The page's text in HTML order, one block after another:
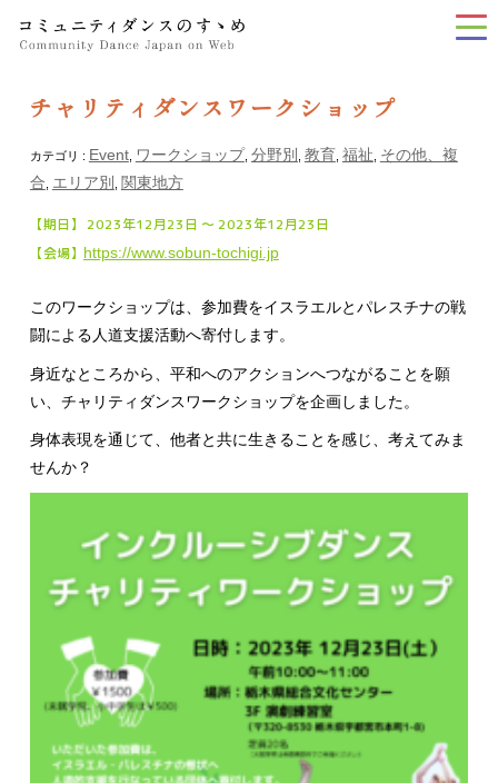
チャリティダンスワークショップ
カテゴリ : Event, ワークショップ 分野別 教育 福祉 その他、複
合 エリア別 関東地方
【期日】 2023年12月23日 〜 2023年12月23日
【会場】 https://www.sobun-tochigi.jp
このワークショップは、参加費をイスラエルとパレスチナの戦
闘による人道支援活動へ寄付します。
身近なところから、平和へのアクションへつながることを願
い、チャリティダンスワークショップを企画しました。
身体表現を通じて、他者と共に生きることを感じ、考えてみま
せんか？